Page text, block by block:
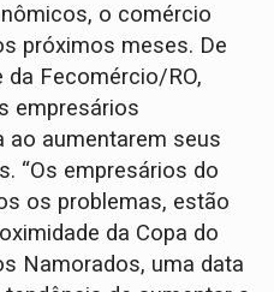
o comércio
próximos meses. De
Fecomércio/RO,
empresários
ao aumentarem seus
“Os empresários do
os problemas, estão
da Copa do
Namorados, uma data